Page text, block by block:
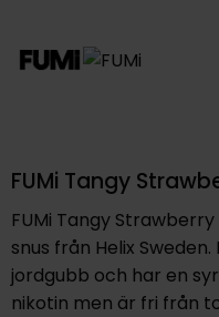
FUMi Tangy
FUMi Tangy
snus från Helix
jordgubb och har en
nikotin men är fri från